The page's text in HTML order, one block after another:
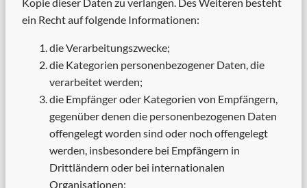
ein Recht auf folgende Informationen:
die Verarbeitungszwecke;
die Kategorien personenbezogener Daten, die
verarbeitet werden;
die Empfänger oder Kategorien von Empfängern,
gegenüber denen die personenbezogenen Daten
offengelegt worden sind oder noch offengelegt
werden, insbesondere bei Empfängern in
Drittländern oder bei internationalen
Organisationen;